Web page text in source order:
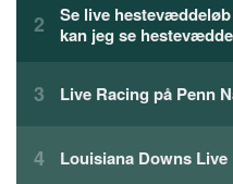
Se live
kan jeg se
Live Racing på Penn
Louisiana Downs Live